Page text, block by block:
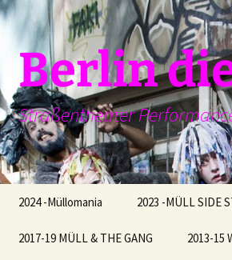
Berlin
Straßentheater
2024 -Müllomania 2023 -MÜLL SIDE
2017-19 MÜLL & THE GANG 2013-15